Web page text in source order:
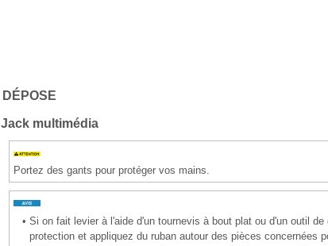
DÉPOSE
Jack multimédia
Portez des gants pour protéger vos mains.
• Si on fait levier à l'aide d'un tournevis à bout plat ou d'un outil
protection et appliquez du ruban autour des pièces concernées